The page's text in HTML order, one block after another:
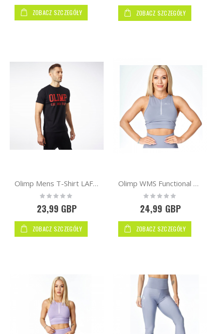
ZOBACZ SZCZEGÓŁY ZOBACZ SZCZEGÓŁY
Olimp Mens T-Shirt LAF Black
Rating:
0%
23,99 GBP
ZOBACZ SZCZEGÓŁY
Olimp WMS Functional Bra Gray
Rating:
0%
24,99 GBP
ZOBACZ SZCZEGÓŁY